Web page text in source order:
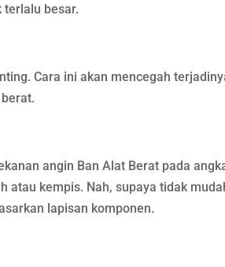
terlalu besar.
Cara ini akan mencegah
angin Ban Alat Berat pada
atau kempis. Nah, supaya tidak
lapisan komponen.